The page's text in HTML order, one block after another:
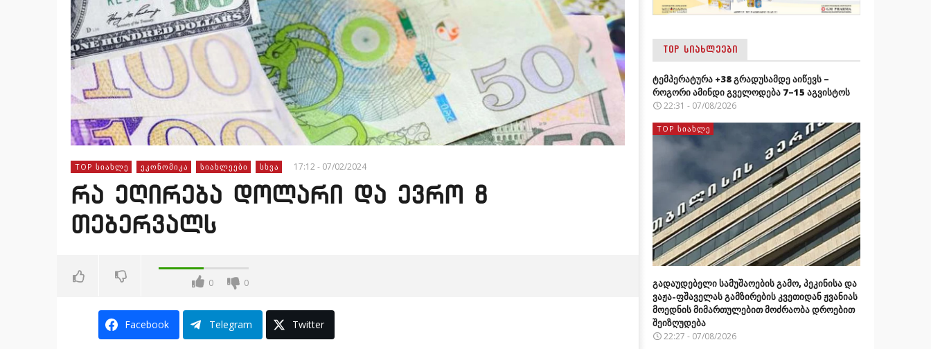
TOP ᲡᲘᲐᲮᲚᲔ ᲔᲙᲝᲜᲝᲛᲘᲙᲐ ᲡᲘᲐᲮᲚᲔᲔᲑᲘ ᲡᲮᲕᲐ 17:12 - 07/02/2024
რა ეღირება დოლარი და ევრო 8
თებერვალს
0 0
Facebook Telegram Twitter
TOP ᲡᲘᲐᲮᲚᲔᲔᲑᲘ
ტემპერატურა +38 გრადუსამდე აიწევს –
როგორი ამინდი გველოდება 7–15 აგვისტოს
22:31 - 07/08/2026
TOP ᲡᲘᲐᲮᲚᲔ
გადაუდებელი სამუშაოების გამო, პეკინისა და
ვაჟა-ფშაველას გამზირების კვეთიდან ჟვანიას
მოედნის მიმართულებით მოძრაობა დროებით
შეიზღუდება
22:27 - 07/08/2026